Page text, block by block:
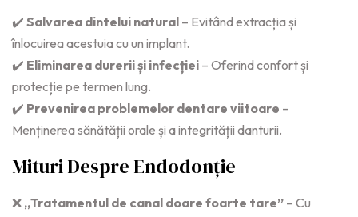
✔️ Salvarea dintelui natural – Evitând extracția și
înlocuirea acestuia cu un implant.
✔️ Eliminarea durerii și infecției – Oferind confort și
protecție pe termen lung.
✔️ Prevenirea problemelor dentare viitoare –
Menținerea sănătății orale și a integrității danturii.
Mituri Despre Endodonție
❌ „Tratamentul de canal doare foarte tare” – Cu